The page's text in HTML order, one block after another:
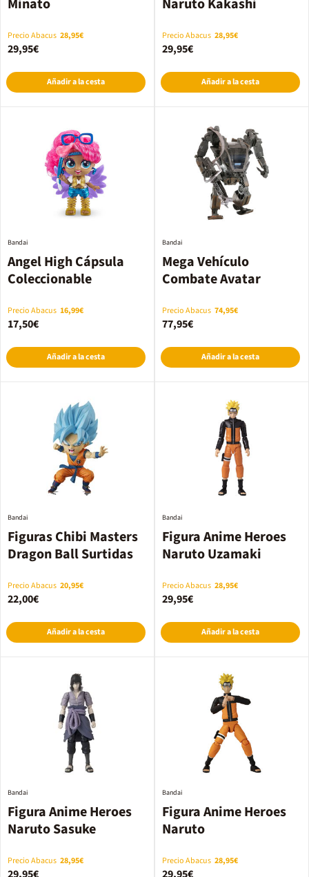
Minato
Precio Abacus 28,95€
29,95€
Añadir a la cesta
Naruto Kakashi
Precio Abacus 28,95€
29,95€
Añadir a la cesta
Angel High Cápsula
Coleccionable
Bandai
Precio Abacus 16,99€
17,50€
Añadir a la cesta
Mega Vehículo
Combate Avatar
Bandai
Precio Abacus 74,95€
77,95€
Añadir a la cesta
Figuras Chibi Masters
Dragon Ball Surtidas
Bandai
Precio Abacus 20,95€
22,00€
Añadir a la cesta
Figura Anime Heroes
Naruto Uzamaki
Bandai
Precio Abacus 28,95€
29,95€
Añadir a la cesta
Figura Anime Heroes
Naruto Sasuke
Bandai
Precio Abacus 28,95€
Figura Anime Heroes
Naruto
Bandai
Precio Abacus 28,95€